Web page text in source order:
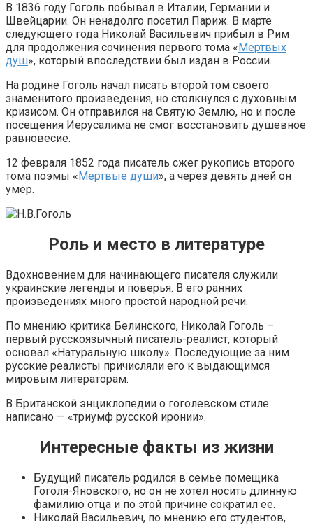
В 1836 году Гоголь побывал в Италии, Германии и
Швейцарии. Он ненадолго посетил Париж. В марте
следующего года Николай Васильевич прибыл в Рим
для продолжения сочинения первого тома «Мертвых
душ», который впоследствии был издан в России.
На родине Гоголь начал писать второй том своего
знаменитого произведения, но столкнулся с духовным
кризисом. Он отправился на Святую Землю, но и после
посещения Иерусалима не смог восстановить душевное
равновесие.
12 февраля 1852 года писатель сжег рукопись второго
тома поэмы «Мертвые души», а через девять дней он
умер.
Роль и место в литературе
Вдохновением для начинающего писателя служили
украинские легенды и поверья. В его ранних
произведениях много простой народной речи.
По мнению критика Белинского, Николай Гоголь –
первый русскоязычный писатель-реалист, который
основал «Натуральную школу». Последующие за ним
русские реалисты причисляли его к выдающимся
мировым литераторам.
В Британской энциклопедии о гоголевском стиле
написано — «триумф русской иронии».
Интересные факты из жизни
Будущий писатель родился в семье помещика
Гоголя-Яновского, но он не хотел носить длинную
фамилию отца и по этой причине сократил ее.
Николай Васильевич, по мнению его студентов,